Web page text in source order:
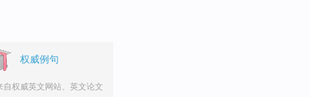
权威例句
自权威英文网站、英文论文